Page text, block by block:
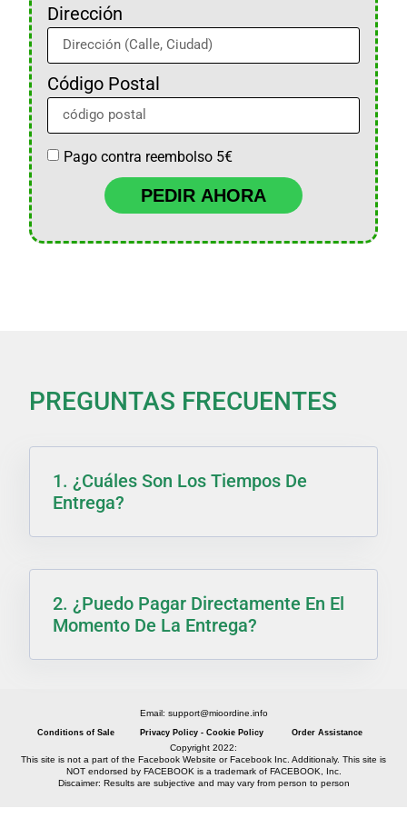
Dirección
Código Postal
Pago contra reembolso 5€
PEDIR AHORA
PREGUNTAS FRECUENTES
1. ¿Cuáles Son Los Tiempos De
Entrega?
2. ¿Puedo Pagar Directamente En El
Momento De La Entrega?
Email: support@mioordine.info
Conditions of Sale Privacy Policy - Cookie Policy Order Assistance
Copyright 2022:
This site is not a part of the Facebook Website or Facebook Inc. Additionaly. This site is
NOT endorsed by FACEBOOK is a trademark of FACEBOOK, Inc.
Discaimer: Results are subjective and may vary from person to person